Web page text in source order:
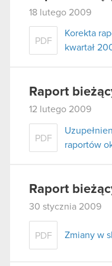
18 lutego 2009
PDF
Korekta
kwartał
Raport
12 lutego 2009
PDF
raportów
Raport
30 stycznia 2009
PDF Zmiany w